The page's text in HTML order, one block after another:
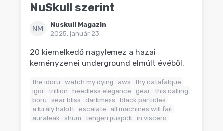
NuSkull szerint
NM
Nuskull Magazin
2025. január 23.
20 kiemelkedő nagylemez a hazai
keményzenei underground elmúlt évéből.
the idoru watch my dying aws
thy catafalque
igor trillion heedless elegance gear this calling
boru
sear bliss darkmess
black particles
a király halott escalate
all machines will fail
auraleak
shum tengeri püspök in viscero